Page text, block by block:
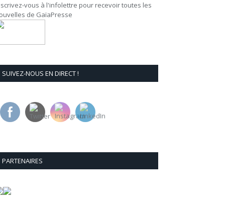
vous à l'infolettre pour recevoir toutes les
de GaïaPresse
SUIVEZ-NOUS EN DIRECT !
PARTENAIRES